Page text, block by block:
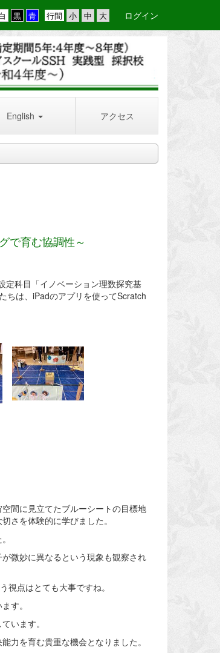
行間 ログイン
English アクセス
で育む協調性～
定科目「イノベーション理数探究基
ちは、iPadのアプリを使ってScratch
間に見立てたブルーシートの目標地
さを体験的に学びました。
微妙に異なるという現象も観察され
視点はとても大事ですね。
す。
います。
力を育む貴重な機会となりました。